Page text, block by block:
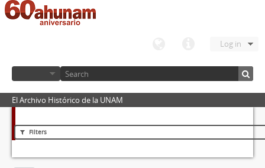
Log in
El Archivo Histórico de la UNAM
Filters